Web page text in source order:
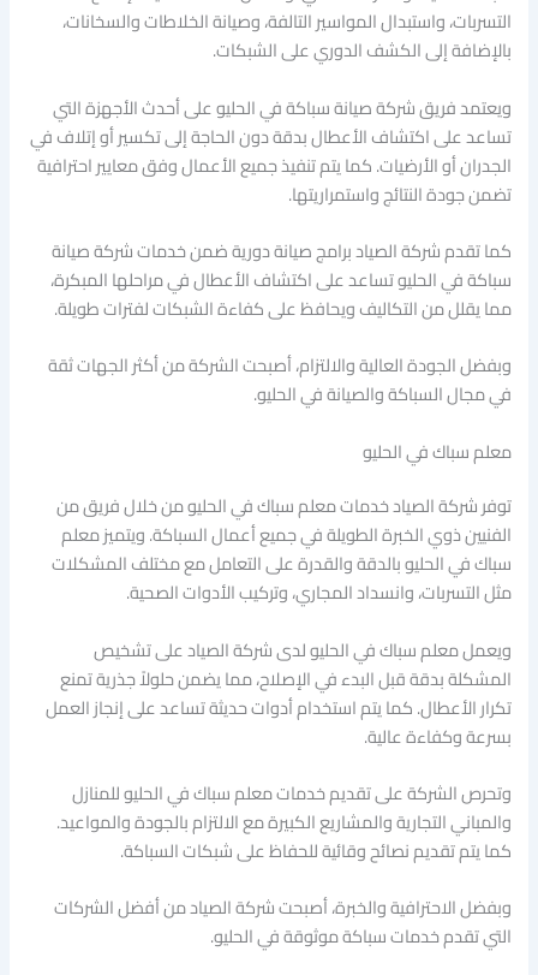
التسربات، واستبدال المواسير التالفة، وصيانة الخلاطات والسخانات،
بالإضافة إلى الكشف الدوري على الشبكات.
ويعتمد فريق شركة صيانة سباكة في الحليو على أحدث الأجهزة التي
تساعد على اكتشاف الأعطال بدقة دون الحاجة إلى تكسير أو إتلاف في
الجدران أو الأرضيات. كما يتم تنفيذ جميع الأعمال وفق معايير احترافية
تضمن جودة النتائج واستمراريتها.
كما تقدم شركة الصياد برامج صيانة دورية ضمن خدمات شركة صيانة
سباكة في الحليو تساعد على اكتشاف الأعطال في مراحلها المبكرة،
مما يقلل من التكاليف ويحافظ على كفاءة الشبكات لفترات طويلة.
وبفضل الجودة العالية والالتزام، أصبحت الشركة من أكثر الجهات ثقة
في مجال السباكة والصيانة في الحليو.
معلم سباك في الحليو
توفر شركة الصياد خدمات معلم سباك في الحليو من خلال فريق من
الفنيين ذوي الخبرة الطويلة في جميع أعمال السباكة. ويتميز معلم
سباك في الحليو بالدقة والقدرة على التعامل مع مختلف المشكلات
مثل التسربات، وانسداد المجاري، وتركيب الأدوات الصحية.
ويعمل معلم سباك في الحليو لدى شركة الصياد على تشخيص
المشكلة بدقة قبل البدء في الإصلاح، مما يضمن حلولاً جذرية تمنع
تكرار الأعطال. كما يتم استخدام أدوات حديثة تساعد على إنجاز العمل
بسرعة وكفاءة عالية.
وتحرص الشركة على تقديم خدمات معلم سباك في الحليو للمنازل
والمباني التجارية والمشاريع الكبيرة مع الالتزام بالجودة والمواعيد.
كما يتم تقديم نصائح وقائية للحفاظ على شبكات السباكة.
وبفضل الاحترافية والخبرة، أصبحت شركة الصياد من أفضل الشركات
التي تقدم خدمات سباكة موثوقة في الحليو.